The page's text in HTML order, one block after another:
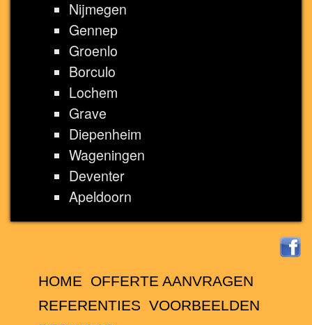
Nijmegen
Gennep
Groenlo
Borculo
Lochem
Grave
Diepenheim
Wageningen
Deventer
Apeldoorn
HOME
OFFERTE AANVRAGEN
REFERENTIES VOORBEELDEN